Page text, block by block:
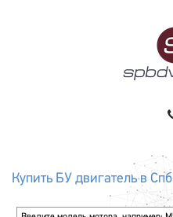
Купить БУ двигатель в Спб